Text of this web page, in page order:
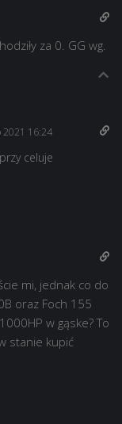
za 0. GG wg.
2021 16:24
celuje
mi, jednak co do
oraz Foch 155
w gąske? To
stanie kupić